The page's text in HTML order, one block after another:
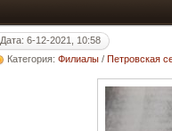
Дата: 6-12-2021, 10:58
Категория: Филиалы / Петровская